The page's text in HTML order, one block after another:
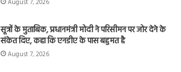
August 7, 2026
सूत्रों के मुताबिक, प्रधानमंत्री मोदी ने परिसीमन पर जोर देने के
संकेत दिए, कहा कि एनडीए के पास बहुमत है
August 7, 2026